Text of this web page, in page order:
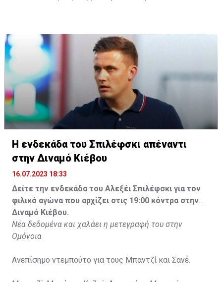
Η ενδεκάδα του Σπιλέφσκι απέναντι
στην Διναμό Κιέβου
16.07.2023 18:33
Δείτε την ενδεκάδα του Αλεξέι Σπιλέφσκι για τον
φιλικό αγώνα που αρχίζει στις 19:00 κόντρα στην
Διναμό Κιέβου.
Νέα δεδομένα και χαλάει η μετεγραφή του στην
Ομόνοια
Ανεπίσημο ντεμπούτο για τους Μπαντζί και Σανέ.